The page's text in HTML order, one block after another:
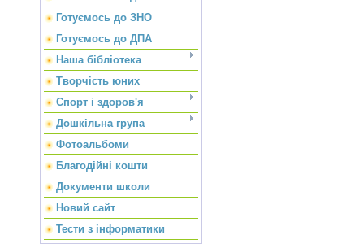
Готуємось до ЗНО
Готуємось до ДПА
Наша бібліотека
Творчість юних
Спорт і здоров'я
Дошкільна група
Фотоальбоми
Благодійні кошти
Документи школи
Новий сайт
Тести з інформатики